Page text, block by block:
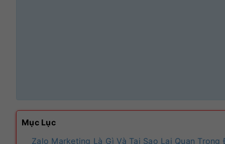
Mục Lục
Zalo Marketing Là Gì Và Tại Sao Lại Quan Trọng